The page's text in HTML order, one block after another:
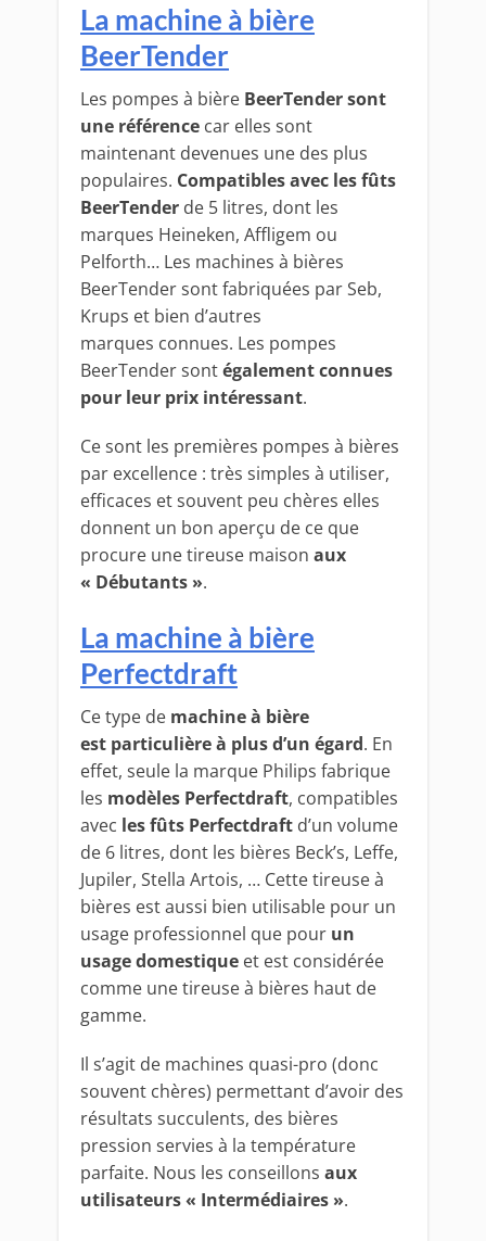
La machine à bière
BeerTender
Les pompes à bière BeerTender sont
une référence car elles sont
maintenant devenues une des plus
populaires. Compatibles avec les fûts
BeerTender de 5 litres, dont les
marques Heineken, Affligem ou
Pelforth… Les machines à bières
BeerTender sont fabriquées par Seb,
Krups et bien d’autres
marques connues. Les pompes
BeerTender sontégalement connues
pour leur prix intéressant.
Ce sont les premières pompes à bières
par excellence : très simples à utiliser,
efficaces et souvent peu chères elles
donnent un bon aperçu de ce que
procure une tireuse maison aux
« Débutants ».
La machine à bière
Perfectdraft
Ce type de machine à bière
est particulière à plus d’un égard. En
effet, seule la marque Philips fabrique
les modèles Perfectdraft, compatibles
avec les fûts Perfectdraft d’un volume
de 6 litres, dont les bières Beck’s, Leffe,
Jupiler, Stella Artois, … Cette tireuse à
bières est aussi bien utilisable pour un
usage professionnel que pour un
usage domestique et est considérée
comme une tireuse à bières haut de
gamme.
Il s’agit de machines quasi-pro (donc
souvent chères) permettant d’avoir des
résultats succulents, des bières
pression servies à la température
parfaite. Nous les conseillons aux
utilisateurs « Intermédiaires ».